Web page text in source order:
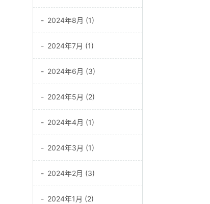
2024年8月 (1)
2024年7月 (1)
2024年6月 (3)
2024年5月 (2)
2024年4月 (1)
2024年3月 (1)
2024年2月 (3)
2024年1月 (2)